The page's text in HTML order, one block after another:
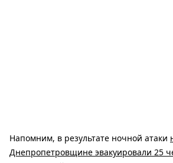
Напомним, в результате ночной атаки
Днепропетровщине эвакуировали 25